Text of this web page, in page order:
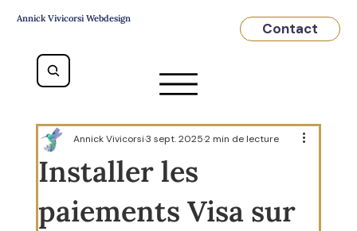
Annick Vivicorsi Webdesign
Contact
Installer les
paiements Visa sur
Annick Vivicorsi3 sept. 20252 min de lecture